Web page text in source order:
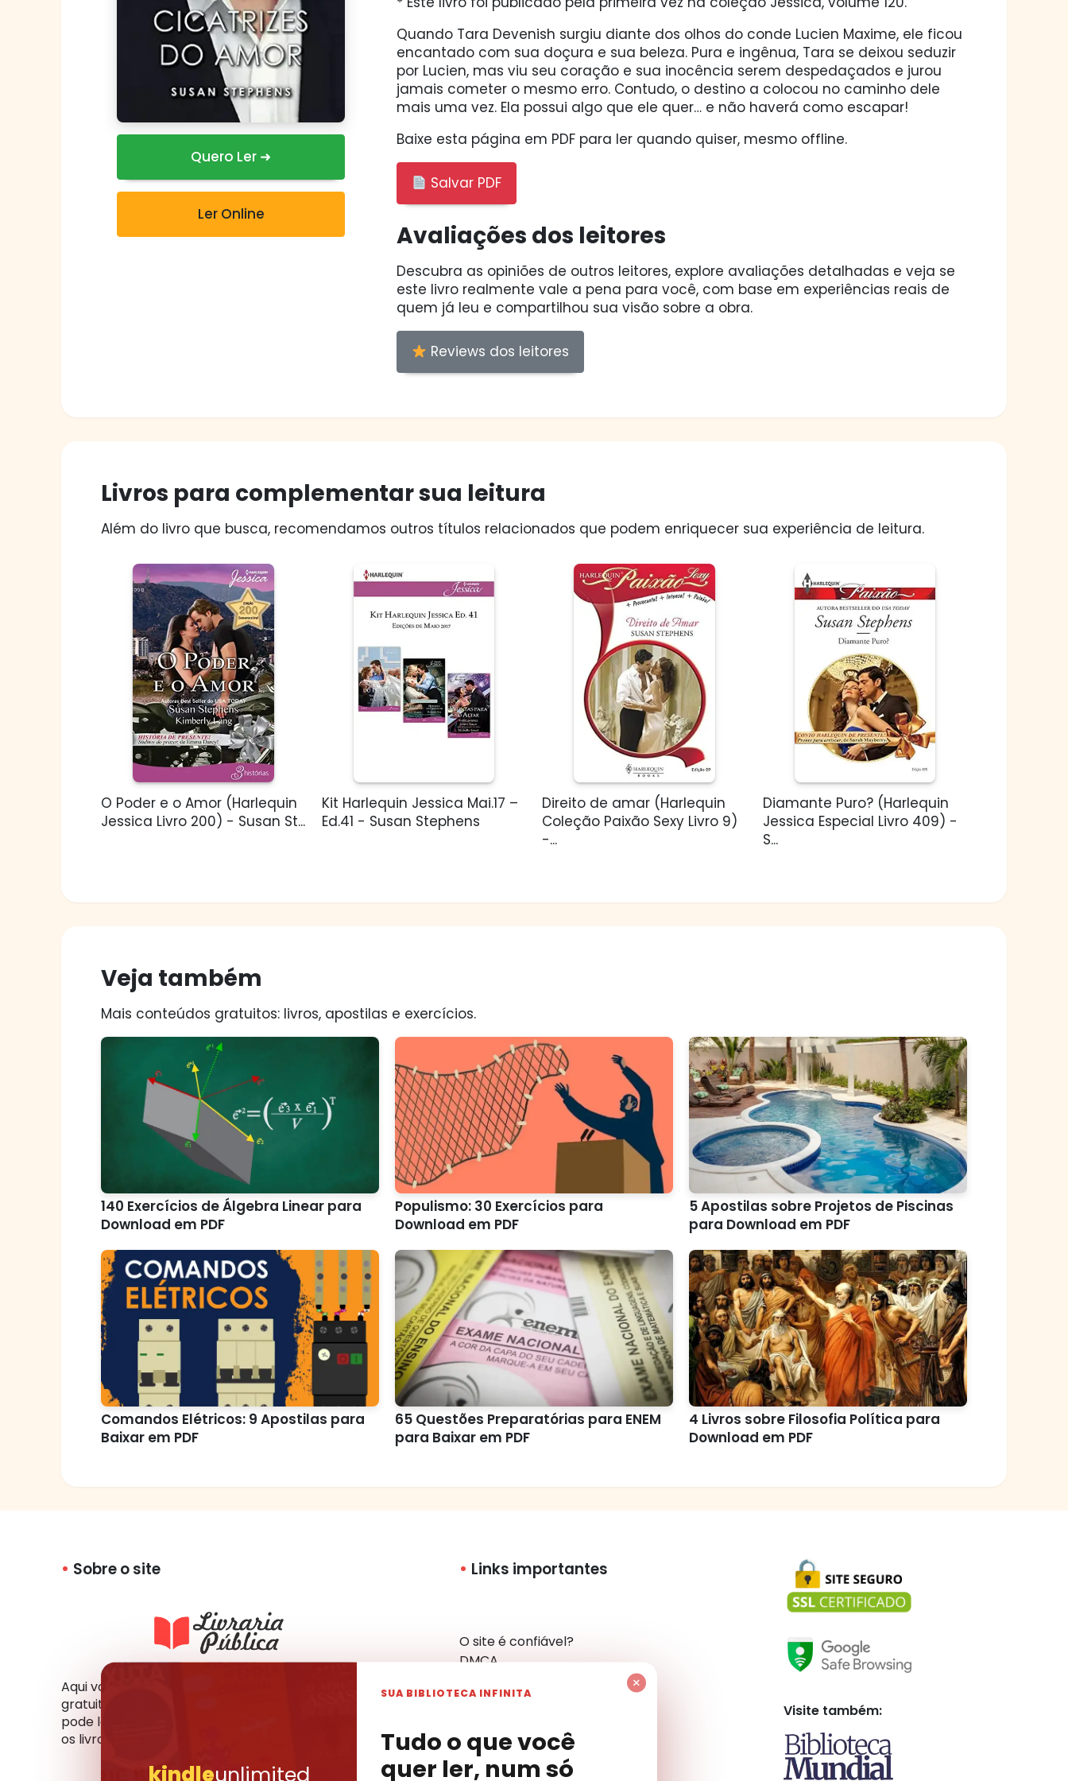
Quero Ler ➜
Ler Online
Quando Tara Devenish surgiu diante dos olhos do conde Lucien Maxime, ele ficou
encantado com sua doçura e sua beleza. Pura e ingênua, Tara se deixou seduzir
por Lucien, mas viu seu coração e sua inocência serem despedaçados e jurou
jamais cometer o mesmo erro. Contudo, o destino a colocou no caminho dele
mais uma vez. Ela possui algo que ele quer… e não haverá como escapar!
Baixe esta página em PDF para ler quando quiser, mesmo offline.
Salvar PDF
Avaliações dos leitores
Descubra as opiniões de outros leitores, explore avaliações detalhadas e veja se
este livro realmente vale a pena para você, com base em experiências reais de
quem já leu e compartilhou sua visão sobre a obra.
Reviews dos leitores
Livros para complementar sua leitura
Além do livro que busca, recomendamos outros títulos relacionados que podem enriquecer sua experiência de leitura.
O Poder e o Amor (Harlequin
Jessica Livro 200) - Susan St...
Kit Harlequin Jessica Mai.17 –
Ed.41 - Susan Stephens
Direito de amar (Harlequin
Coleção Paixão Sexy Livro 9)
-...
Diamante Puro? (Harlequin
Jessica Especial Livro 409) -
S...
Veja também
Mais conteúdos gratuitos: livros, apostilas e exercícios.
140 Exercícios de Álgebra Linear para
Download em PDF
Populismo: 30 Exercícios para
Download em PDF
5 Apostilas sobre Projetos de Piscinas
para Download em PDF
Comandos Elétricos: 9 Apostilas para
Baixar em PDF
65 Questões Preparatórias para ENEM
para Baixar em PDF
4 Livros sobre Filosofia Política para
Download em PDF
Sobre o site
Aqui você tem acesso a milhares de livros
gratuitos em vários formatos e idiomas. Você
pode ler online, fazer o download ou compartilhar
os livros que mais gosta com seus amigos.
Links importantes
O site é confiável?
DMCA
Mapa do Site
Visite também:
×
kindleunlimited
SUA BIBLIOTECA INFINITA
Tudo o que você
quer ler, num só